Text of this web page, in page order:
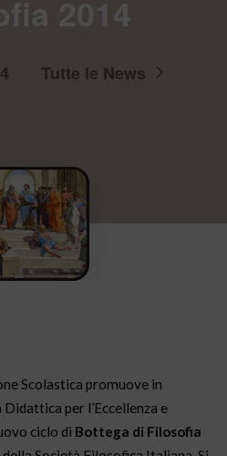
Tutte le News
Scolastica promuove in
per l’Eccellenza e
ciclo di Bottega di Filosofia